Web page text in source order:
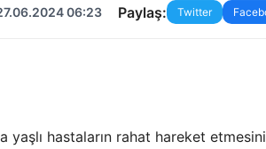
06:23 Paylaş: Twitter
hastaların rahat hareket